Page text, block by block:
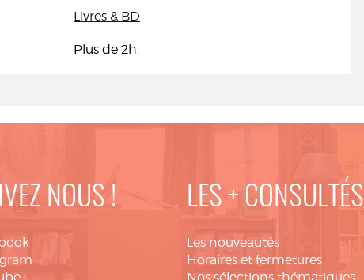
Livres & BD
Plus de 2h.
NOUS ! LES + CONSULTÉS
Les nouveautés
Horaires et fermetures